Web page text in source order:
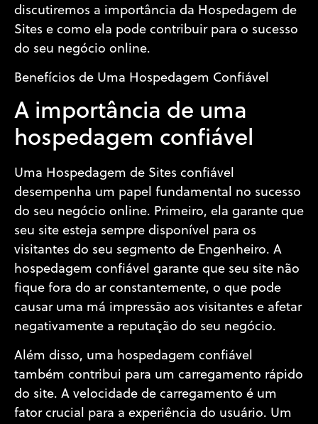
discutiremos a importância da Hospedagem de
Sites e como ela pode contribuir para o sucesso
do seu negócio online.
Benefícios de Uma Hospedagem Confiável
A importância de uma
hospedagem confiável
Uma Hospedagem de Sites confiável
desempenha um papel fundamental no sucesso
do seu negócio online. Primeiro, ela garante que
seu site esteja sempre disponível para os
visitantes do seu segmento de Engenheiro. A
hospedagem confiável garante que seu site não
fique fora do ar constantemente, o que pode
causar uma má impressão aos visitantes e afetar
negativamente a reputação do seu negócio.
Além disso, uma hospedagem confiável
também contribui para um carregamento rápido
do site. A velocidade de carregamento é um
fator crucial para a experiência do usuário. Um